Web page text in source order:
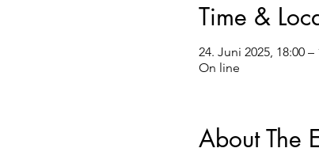
Time &
24. Juni 2025, 18:00 –
On line
About The